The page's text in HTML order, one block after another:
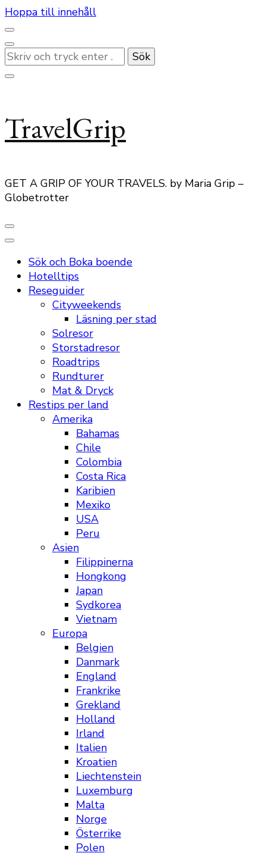
Hoppa till innehåll
Letar
du
efter
TravelGrip
GET A GRIP OF YOUR TRAVELS. by Maria Grip –
Globetrotter
Sök och Boka boende
Hotelltips
Reseguider
Cityweekends
Läsning per stad
Solresor
Storstadresor
Roadtrips
Rundturer
Mat & Dryck
Restips per land
Amerika
Bahamas
Chile
Colombia
Costa Rica
Karibien
Mexiko
USA
Peru
Asien
Filippinerna
Hongkong
Japan
Sydkorea
Vietnam
Europa
Belgien
Danmark
England
Frankrike
Grekland
Holland
Irland
Italien
Kroatien
Liechtenstein
Luxemburg
Malta
Norge
Österrike
Polen